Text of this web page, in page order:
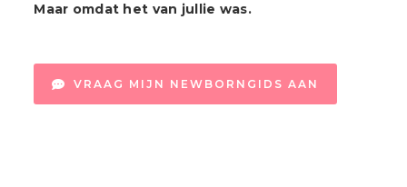
Maar omdat het van jullie was.
VRAAG MIJN NEWBORNGIDS AAN